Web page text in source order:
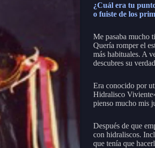
¿Cuál era tu
o fuiste de los
Me pasaba mucho
Quería romper el
más habituales. A
descubres su
Era conocido por
Hidralisco
pienso mucho mis
Después de que
con hidraliscos.
que tenía que